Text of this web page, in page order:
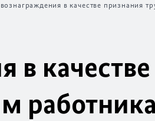
в качестве признания
в качестве